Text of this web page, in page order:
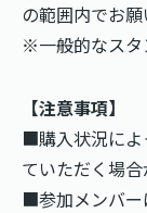
の範囲内でお願
※一般的なスタ
【注意事項】
■購入状況によ
ていただく場合
■参加メンバー